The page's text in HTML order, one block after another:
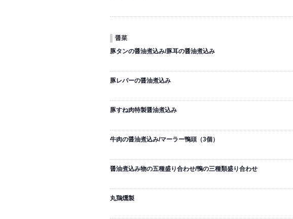
醤菜
豚タンの醤油煮込み/豚耳の醤油煮込み
豚レバーの醤油煮込み
豚すね肉特製醤油煮込み
牛肉の醤油煮込み/マーラー鴨頭（3個）
醤油煮込み物の五種盛り合わせ/鴨の三種類盛り合わせ
丸鶏燻製